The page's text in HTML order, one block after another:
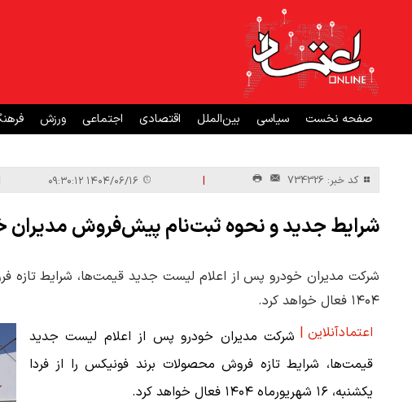
صفحه نخست سیاسی بین‌الملل اقتصادی اجتماعی ورزش
کد خبر: 734326 |
شرایط جدید و نحوه ثبت‌نام پیش‌فروش مدیران
۱۴۰۴ فعال خواهد کرد.
اعتمادآنلاین | شرکت مدیران خودرو پس از اعلام لیست جدید
قیمت‌ها، شرایط تازه فروش محصولات برند فونیکس را از فردا
یکشنبه، ۱۶ شهریورماه ۱۴۰۴ فعال خواهد کرد.